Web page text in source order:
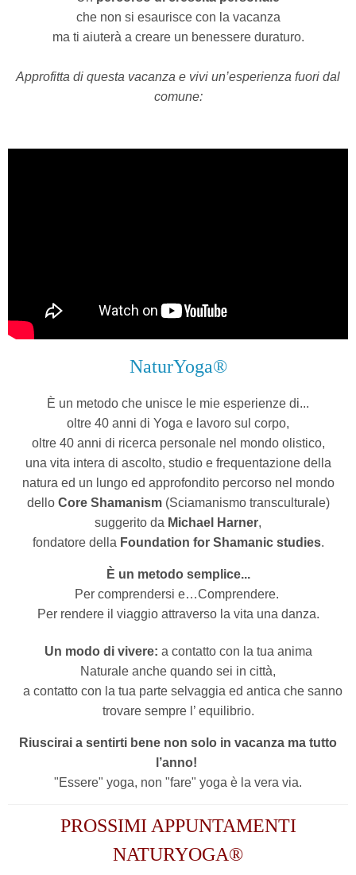
che non si esaurisce con la vacanza
ma ti aiuterà a creare un benessere duraturo.
Approfitta di questa vacanza e vivi un’esperienza fuori dal
comune:
NaturYoga®
È un metodo che unisce le mie esperienze di...
oltre 40 anni di Yoga e lavoro sul corpo,
oltre 40 anni di ricerca personale nel mondo olistico,
una vita intera di ascolto, studio e frequentazione della
natura ed un lungo ed approfondito percorso nel mondo
dello Core Shamanism(Sciamanismo transculturale)
suggerito da Michael Harner,
fondatore della Foundation for Shamanic studies.
È un metodo semplice...
Per comprendersi e…Comprendere.
Per rendere il viaggio attraverso la vita una danza.
Un modo di vivere: a contatto con la tua anima
Naturale anche quando sei in città,
a contatto con la tua parte selvaggia ed antica che sanno
trovare sempre l’ equilibrio.
Riuscirai a sentirti bene non solo in vacanza ma tutto
l’anno!
"Essere" yoga, non "fare" yoga è la vera via.
PROSSIMI APPUNTAMENTI
NATURYOGA®